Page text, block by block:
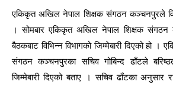
एकिकृत अखिल नेपाल शिक्षक संगठन कञ्चनपुरले
। सोमबार एकिकृत अखिल नेपाल शिक्षक
बैठकबाट विभिन्न विभागको जिम्मेबारी दिएको हो
संगठन कञ्चनपुरका सचिव गोबिन्द ढाँटले
जिम्मेबारी दिएको बताए । सचिव ढाँटका अनुसार